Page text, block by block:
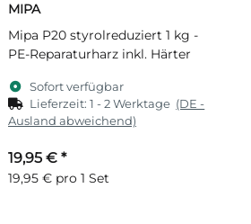
MIPA
Mipa P20 styrolreduziert 1 kg -
PE-Reparaturharz inkl. Härter
Sofort verfügbar
Lieferzeit:1 - 2 Werktage (DE -
Ausland abweichend)
19,95 € *
19,95 € pro 1 Set